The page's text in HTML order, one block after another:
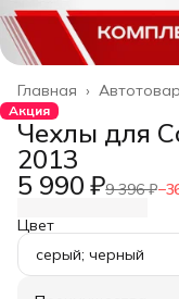
Главная ›
Акция
Чехлы для
2013
5 990 ₽9 396 ₽−
Цвет
серый; черный